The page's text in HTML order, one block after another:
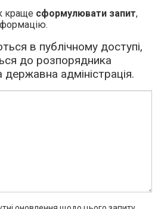
краще сформулювати запит,
в публічному доступі,
до розпорядника
адміністрація.